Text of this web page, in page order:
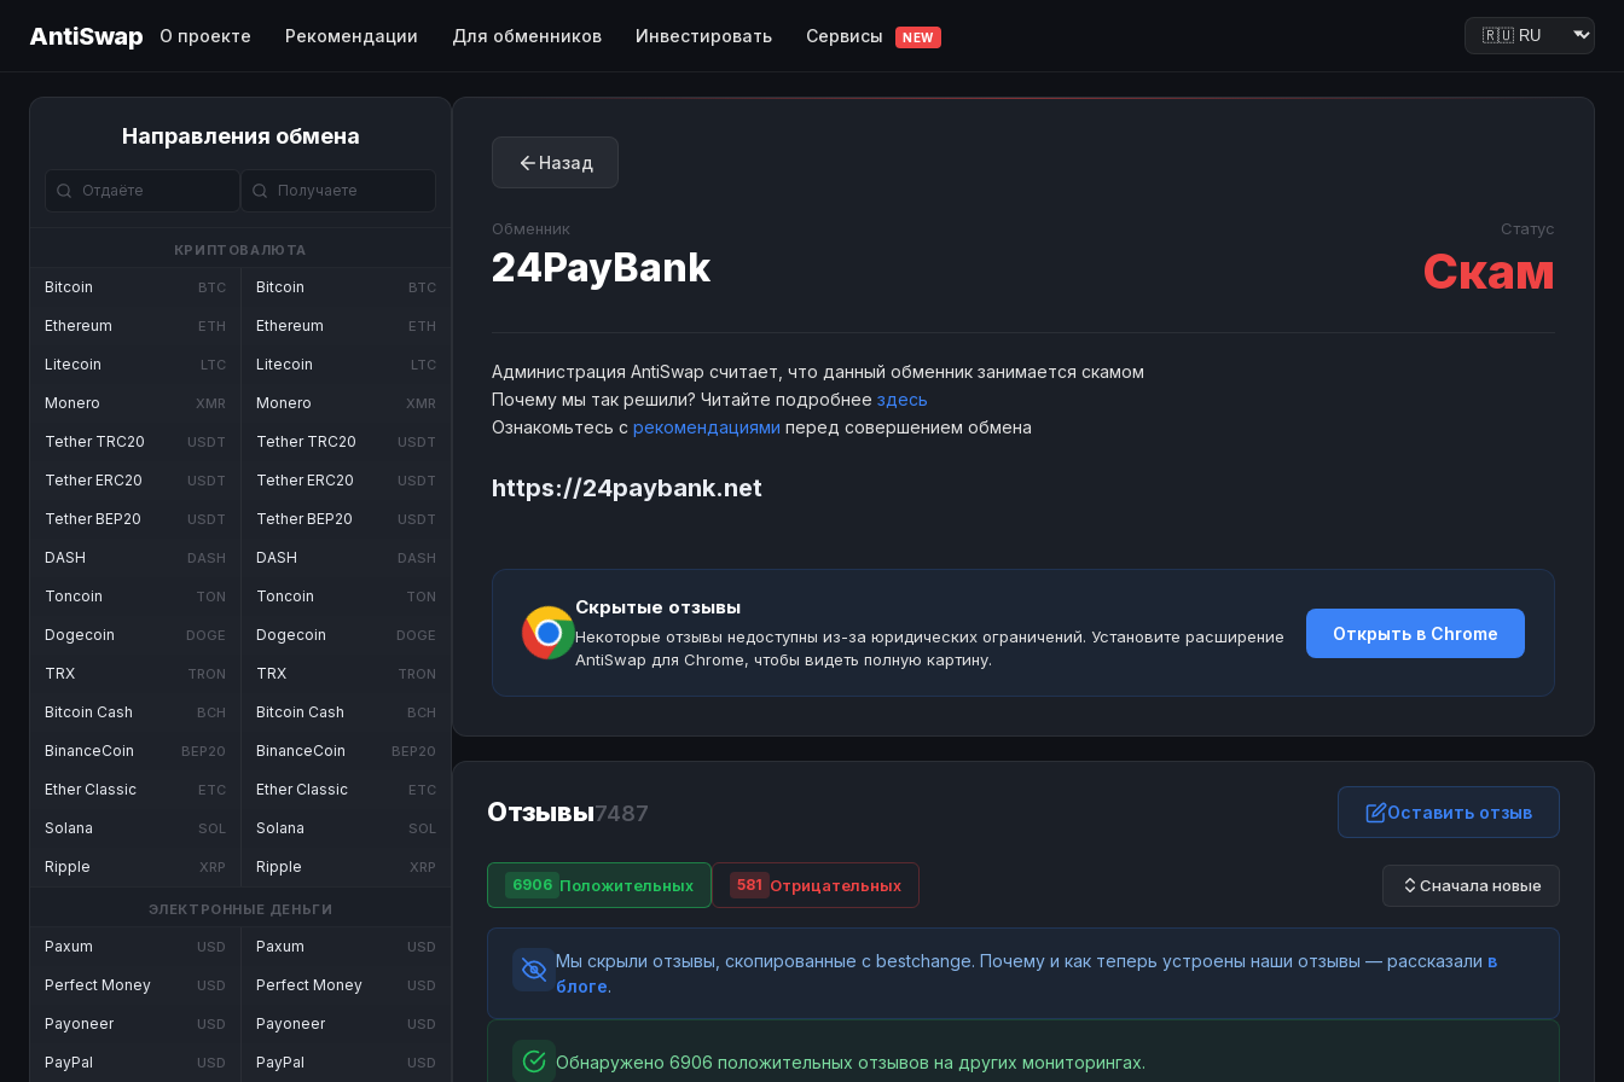
AntiSwap О проекте Рекомендации Для обменников Инвестировать Сервисы NEW
Направления обмена
КРИПТОВАЛЮТА
Bitcoin BTC
Ethereum ETH
Litecoin LTC
Monero XMR
Tether TRC20 USDT
Tether ERC20 USDT
Tether BEP20 USDT
DASH DASH
Toncoin TON
Dogecoin DOGE
TRX TRON
Bitcoin Cash BCH
BinanceCoin BEP20
Ether Classic ETC
Solana SOL
Ripple XRP
Bitcoin BTC
Ethereum ETH
Litecoin LTC
Monero XMR
Tether TRC20 USDT
Tether ERC20 USDT
Tether BEP20 USDT
DASH DASH
Toncoin TON
Dogecoin DOGE
TRX TRON
Bitcoin Cash BCH
BinanceCoin BEP20
Ether Classic ETC
Solana SOL
Ripple XRP
ЭЛЕКТРОННЫЕ ДЕНЬГИ
Paxum USD
Perfect Money USD
Payoneer USD
PayPal USD
Paxum USD
Perfect Money USD
Payoneer USD
PayPal USD
Назад
Обменник
24PayBank
Статус
Скам
Администрация AntiSwap считает, что данный обменник занимается скамом
Почему мы так решили? Читайте подробнее здесь
Ознакомьтесь с рекомендациями перед совершением обмена
https://24paybank.net
Скрытые отзывы
Некоторые отзывы недоступны из-за юридических ограничений. Установите расширение
AntiSwap для Chrome, чтобы видеть полную картину.
Открыть в Chrome
Отзывы7487 Оставить отзыв
6906 Положительных 581 Отрицательных Сначала новые
Мы скрыли отзывы, скопированные с bestchange. Почему и как теперь устроены наши отзывы — рассказали в
блоге.
Обнаружено 6906 положительных отзывов на других мониторингах.